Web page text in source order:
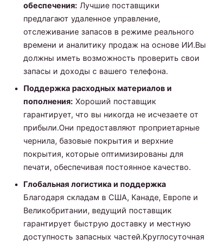
обеспечения: Лучшие поставщики
предлагают удаленное управление,
отслеживание запасов в режиме реального
времени и аналитику продаж на основе ИИ.Вы
должны иметь возможность проверить свои
запасы и доходы с вашего телефона.
Поддержка расходных материалов и
пополнения: Хороший поставщик
гарантирует, что вы никогда не исчезаете от
прибыли.Они предоставляют проприетарные
чернила, базовые покрытия и верхние
покрытия, которые оптимизированы для
печати, обеспечивая постоянное качество.
Глобальная логистика и поддержка
Благодаря складам в США, Канаде, Европе и
Великобритании, ведущий поставщик
гарантирует быструю доставку и местную
доступность запасных частей.Круглосуточная